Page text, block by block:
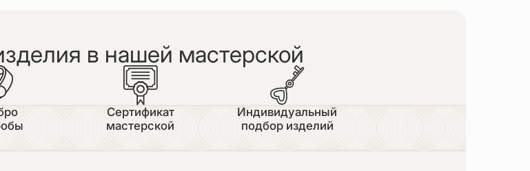
в нашей мастерской
Сертификат
мастерской
Индивидуальный
подбор изделий